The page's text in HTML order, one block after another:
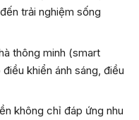
trải nghiệm sống
thông minh (smart
khiển ánh sáng, điều
không chỉ đáp ứng nhu